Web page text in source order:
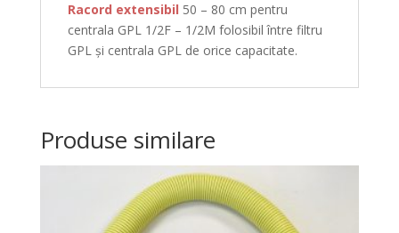
Racord extensibil 50 – 80 cm pentru
centrala GPL 1/2F – 1/2M folosibil între filtru
GPL și centrala GPL de orice capacitate.
Produse similare